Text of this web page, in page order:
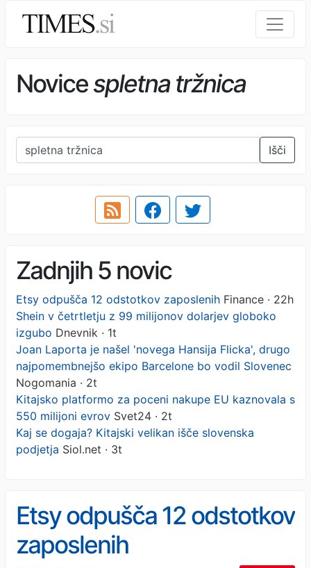
Novicespletna tržnica
Išči
Zadnjih 5 novic
Etsy odpušča 12 odstotkov zaposlenih Finance · 22h
Shein v četrtletju z 99 milijonov dolarjev globoko
izgubo Dnevnik · 1t
Joan Laporta je našel 'novega Hansija Flicka', drugo
najpomembnejšo ekipo Barcelone bo vodil Slovenec
Nogomania · 2t
Kitajsko platformo za poceni nakupe EU kaznovala s
550 milijoni evrov Svet24 · 2t
Kaj se dogaja? Kitajski velikan išče slovenska
podjetja Siol.net · 3t
Etsy odpušča 12 odstotkov
zaposlenih